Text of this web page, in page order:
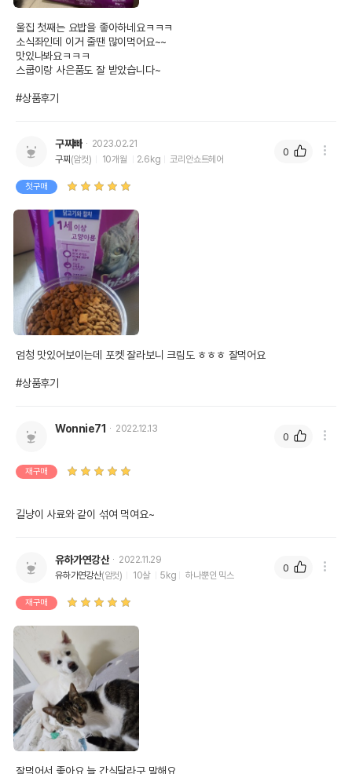
울집 첫째는 요밥을 좋아하네요ㅋㅋㅋ
소식좌인데 이거 줄땐 많이먹어요~~
맛있나봐요ㅋㅋㅋ
스쿱이랑 사은품도 잘 받았습니다~
#상품후기
구찌빠
2023.02.21
구찌 (암컷) 10개월 2.6kg 코리안쇼트헤어
첫구매
엄청 맛있어보이는데 포켓 잘라보니 크림도 ㅎㅎㅎ 잘먹어요
#상품후기
0
Wonnie71 2022.12.13
재구매
길냥이 사료와 같이 섞여 먹여요~
0
유하가연강산
2022.11.29
유하가연강산(암컷) 10살 5kg 하나뿐인 믹스
재구매
잘먹어서 좋아요 늘 간식달라구 말해요
0